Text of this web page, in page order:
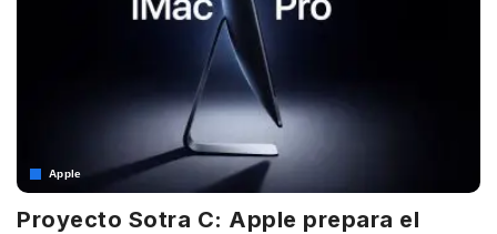
Apple
Proyecto Sotra C: Apple prepara el